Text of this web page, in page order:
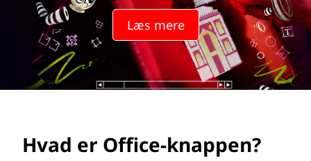
n
Læs mere
Hvad er Office-knappen?